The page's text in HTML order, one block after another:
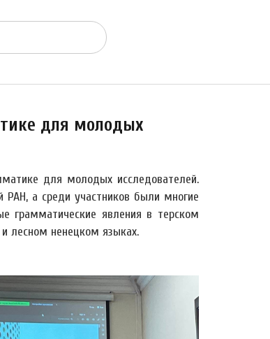
для молодых
для молодых исследователей.
РАН, а среди участников были многие
грамматические явления в терском
лесном ненецком языках.